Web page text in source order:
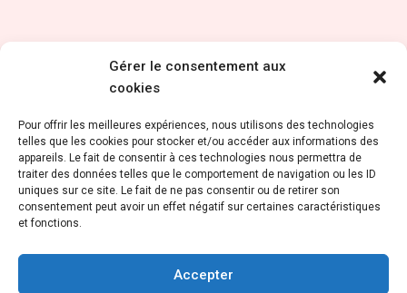
Gérer le consentement aux
cookies
Pour offrir les meilleures expériences, nous utilisons des technologies
telles que les cookies pour stocker et/ou accéder aux informations des
appareils. Le fait de consentir à ces technologies nous permettra de
traiter des données telles que le comportement de navigation ou les ID
uniques sur ce site. Le fait de ne pas consentir ou de retirer son
consentement peut avoir un effet négatif sur certaines caractéristiques
et fonctions.
Accepter
CGU
Mention Légales